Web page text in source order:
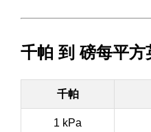
千帕 到 磅每平方
千帕
1 kPa